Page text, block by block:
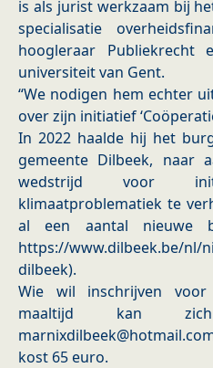
is als jurist werkzaam bij
specialisatie
hoogleraar Publiekrecht
universiteit van Gent.
“We nodigen hem echter
over zijn initiatief
In 2022 haalde hij het
gemeente Dilbeek, naar
wedstrijd voor
klimaatproblematiek te
al een aantal nieuwe
https://www.dilbeek.be/nl/
dilbeek).
Wie wil inschrijven
maaltijd kan
kost 65 euro.